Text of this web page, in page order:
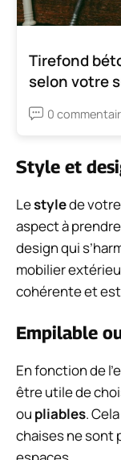
Tirefond
selon votre
0
Style et
Lestylede
aspect à
design qui
mobilier
cohérente et
Empilable
En fonction de
être utile de
ou pliables.
chaises ne sont